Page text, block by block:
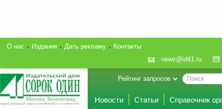
О нас Издания Дать рекламу
Контакты
news@id41.ru
Рейтинг запросов
Новости Статьи
Справочник